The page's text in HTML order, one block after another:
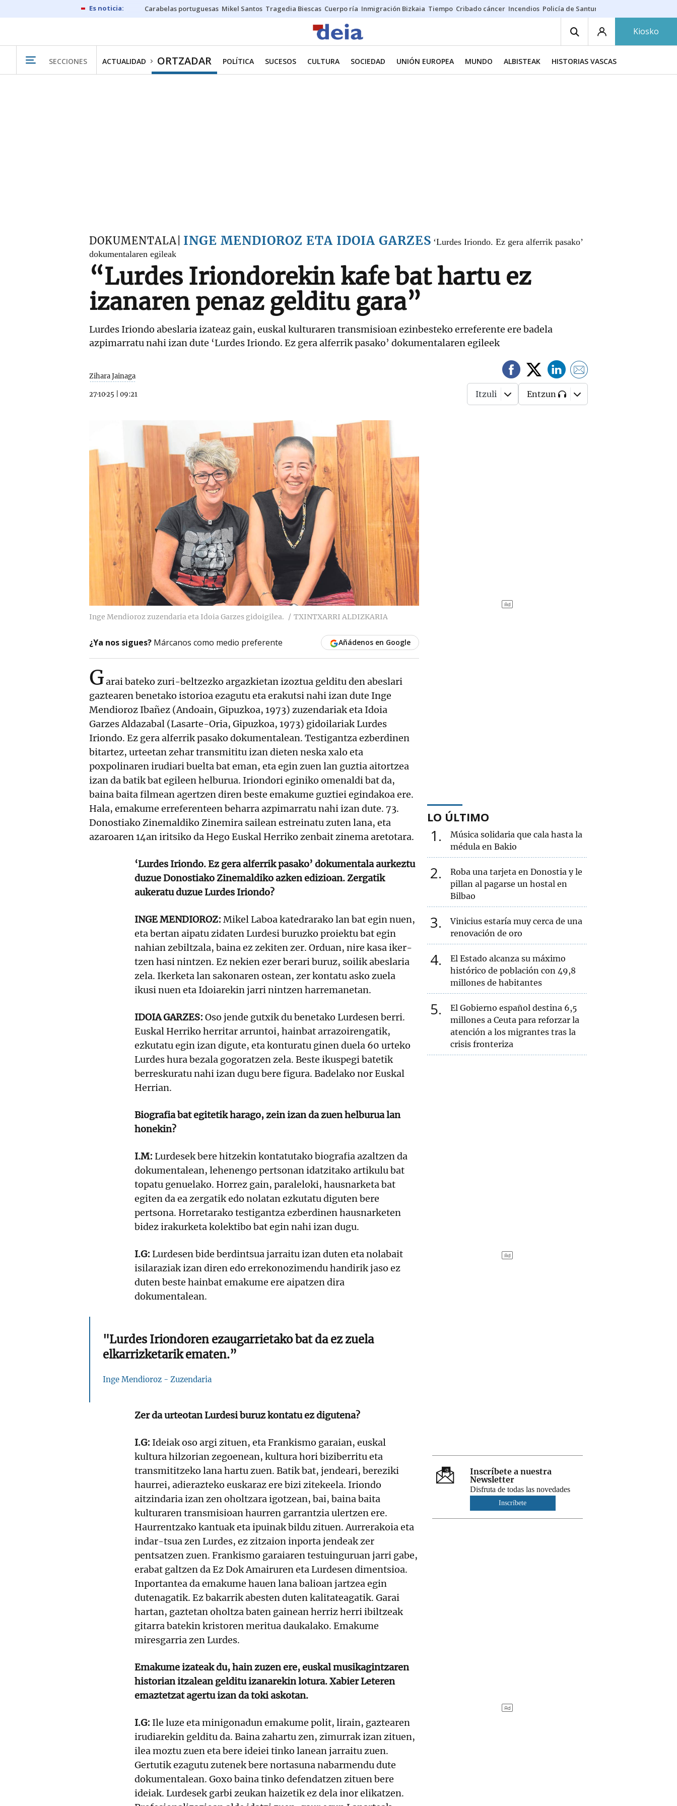
Carabelas portuguesas Mikel Santos Tragedia Biescas Cuerpo ría Inmigración Bizkaia Tiempo Cribado cáncer Incendios Policía de Santurtzi
Kiosko
SECCIONES ACTUALIDAD ORTZADAR POLÍTICA SUCESOS CULTURA SOCIEDAD UNIÓN EUROPEA MUNDO ALBISTEAK HISTORIAS VASCAS
DOKUMENTALA INGE MENDIOROZ ETA IDOIA GARZES ‘Lurdes Iriondo. Ez gera alferrik pasako’
dokumentalaren egileak
“Lurdes Iriondorekin kafe bat hartu ez
izanaren penaz gelditu gara”
Lurdes Iriondo abeslaria izateaz gain, euskal kulturaren transmisioan ezinbesteko erreferente ere badela
azpimarratu nahi izan dute ‘Lurdes Iriondo. Ez gera alferrik pasako’ dokumentalaren egileek
Zihara Jainaga
27·10·25 09:21 Itzuli Entzun
Inge Mendioroz zuzendaria eta Idoia Garzes gidoigilea. TXINTXARRI ALDIZKARIA
¿Ya nos sigues? Márcanos como medio preferente Añádenos en Google
Garai bateko zuri-beltzezko argazkietan izoztua gelditu den abeslari
gaztearen benetako istorioa ezagutu eta erakutsi nahi izan dute Inge
Mendioroz Ibañez (Andoain, Gipuzkoa, 1973) zuzendariak eta Idoia
Garzes Aldazabal (Lasarte-Oria, Gipuzkoa, 1973) gidoilariak Lurdes
Iriondo. Ez gera alferrik pasako dokumentalean. Testigantza ezberdinen
bitartez, urteetan zehar transmititu izan dieten neska xalo eta
poxpolinaren irudiari buelta bat eman, eta egin zuen lan guztia aitortzea
izan da batik bat egileen helburua. Iriondori eginiko omenaldi bat da,
baina baita filmean agertzen diren beste emakume guztiei egindakoa ere.
Hala, emakume erreferenteen beharra azpimarratu nahi izan dute. 73.
Donostiako Zinemaldiko Zinemira sailean estreinatu zuten lana, eta
azaroaren 14an iritsiko da Hego Euskal Herriko zenbait zinema aretotara.
‘Lurdes Iriondo. Ez gera alferrik pasako’ dokumentala aurkeztu
duzue Donostiako Zinemaldiko azken edizioan. Zergatik
aukeratu duzue Lurdes Iriondo?
INGE MENDIOROZ: Mikel Laboa katedrarako lan bat egin nuen,
eta bertan aipatu zidaten Lurdesi buruzko proiektu bat egin
nahian zebiltzala, baina ez zekiten zer. Orduan, nire kasa iker-
tzen hasi nintzen. Ez nekien ezer berari buruz, soilik abeslaria
zela. Ikerketa lan sakonaren ostean, zer kontatu asko zuela
ikusi nuen eta Idoiarekin jarri nintzen harremanetan.
IDOIA GARZES: Oso jende gutxik du benetako Lurdesen berri.
Euskal Herriko herritar arruntoi, hainbat arrazoirengatik,
ezkutatu egin izan digute, eta konturatu ginen duela 60 urteko
Lurdes hura bezala gogoratzen zela. Beste ikuspegi batetik
berreskuratu nahi izan dugu bere figura. Badelako nor Euskal
Herrian.
Biografia bat egitetik harago, zein izan da zuen helburua lan
honekin?
I.M: Lurdesek bere hitzekin kontatutako biografia azaltzen da
dokumentalean, lehenengo pertsonan idatzitako artikulu bat
topatu genuelako. Horrez gain, paraleloki, hausnarketa bat
egiten da ea zergatik edo nolatan ezkutatu diguten bere
pertsona. Horretarako testigantza ezberdinen hausnarketen
bidez irakurketa kolektibo bat egin nahi izan dugu.
I.G: Lurdesen bide berdintsua jarraitu izan duten eta nolabait
isilaraziak izan diren edo errekonozimendu handirik jaso ez
duten beste hainbat emakume ere aipatzen dira
dokumentalean.
"Lurdes Iriondoren ezaugarrietako bat da ez zuela
elkarrizketarik ematen.”
Inge Mendioroz - Zuzendaria
Zer da urteotan Lurdesi buruz kontatu ez digutena?
I.G: Ideiak oso argi zituen, eta Frankismo garaian, euskal
kultura hilzorian zegoenean, kultura hori biziberritu eta
transmititzeko lana hartu zuen. Batik bat, jendeari, bereziki
haurrei, adierazteko euskaraz ere bizi zitekeela. Iriondo
aitzindaria izan zen oholtzara igotzean, bai, baina baita
kulturaren transmisioan haurren garrantzia ulertzen ere.
Haurrentzako kantuak eta ipuinak bildu zituen. Aurrerakoia eta
indar-tsua zen Lurdes, ez zitzaion inporta jendeak zer
pentsatzen zuen. Frankismo garaiaren testuinguruan jarri gabe,
erabat galtzen da Ez Dok Amairuren eta Lurdesen dimentsioa.
Inportantea da emakume hauen lana balioan jartzea egin
dutenagatik. Ez bakarrik abesten duten kalitateagatik. Garai
hartan, gaztetan oholtza baten gainean herriz herri ibiltzeak
gitarra batekin kristoren meritua daukalako. Emakume
miresgarria zen Lurdes.
Emakume izateak du, hain zuzen ere, euskal musikagintzaren
historian itzalean gelditu izanarekin lotura. Xabier Leteren
emaztetzat agertu izan da toki askotan.
I.G: Ile luze eta minigonadun emakume polit, lirain, gaztearen
irudiarekin gelditu da. Baina zahartu zen, zimurrak izan zituen,
ilea moztu zuen eta bere ideiei tinko lanean jarraitu zuen.
Gertutik ezagutu zutenek bere nortasuna nabarmendu dute
dokumentalean. Goxo baina tinko defendatzen zituen bere
ideiak. Lurdesek garbi zeukan haizetik ez dela inor elikatzen.
LO ÚLTIMO
1
Música solidaria que cala hasta la
médula en Bakio
2
Roba una tarjeta en Donostia y le
pillan al pagarse un hostal en
Bilbao
3
Vinicius estaría muy cerca de una
renovación de oro
4
El Estado alcanza su máximo
histórico de población con 49,8
millones de habitantes
5
El Gobierno español destina 6,5
millones a Ceuta para reforzar la
atención a los migrantes tras la
crisis fronteriza
Inscríbete a nuestra
Newsletter
Disfruta de todas las novedades
Inscríbete